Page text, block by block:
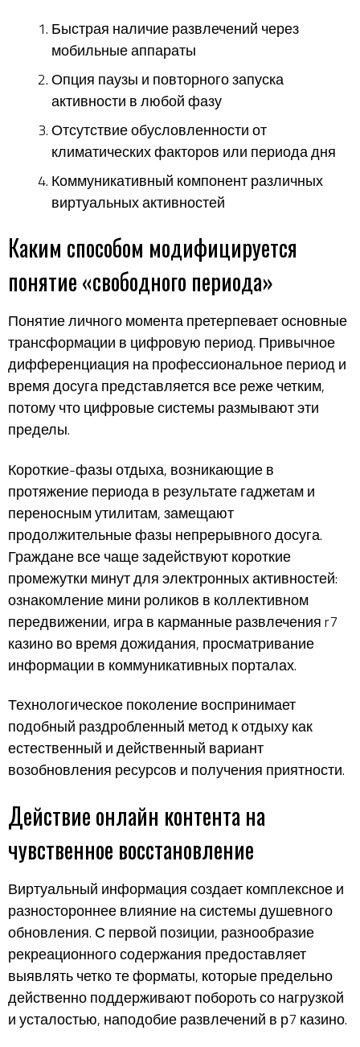
Быстрая наличие развлечений через
мобильные аппараты
Опция паузы и повторного запуска
активности в любой фазу
Отсутствие обусловленности от
климатических факторов или периода дня
Коммуникативный компонент различных
виртуальных активностей
Каким способом модифицируется
понятие «свободного периода»
Понятие личного момента претерпевает основные
трансформации в цифровую период. Привычное
дифференциация на профессиональное период и
время досуга представляется все реже четким,
потому что цифровые системы размывают эти
пределы.
Короткие-фазы отдыха, возникающие в
протяжение периода в результате гаджетам и
переносным утилитам, замещают
продолжительные фазы непрерывного досуга.
Граждане все чаще задействуют короткие
промежутки минут для электронных активностей:
ознакомление мини роликов в коллективном
передвижении, игра в карманные развлечения r7
казино во время дожидания, просматривание
информации в коммуникативных порталах.
Технологическое поколение воспринимает
подобный раздробленный метод к отдыху как
естественный и действенный вариант
возобновления ресурсов и получения приятности.
Действие онлайн контента на
чувственное восстановление
Виртуальный информация создает комплексное и
разностороннее влияние на системы душевного
обновления. С первой позиции, разнообразие
рекреационного содержания предоставляет
выявлять четко те форматы, которые предельно
действенно поддерживают побороть со нагрузкой
и усталостью, наподобие развлечений в р7 казино.